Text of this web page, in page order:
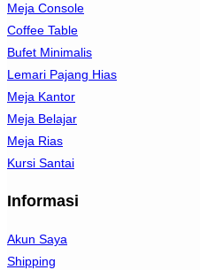
Meja Console
Coffee Table
Bufet Minimalis
Lemari Pajang Hias
Meja Kantor
Meja Belajar
Meja Rias
Kursi Santai
Informasi
Akun Saya
Shipping